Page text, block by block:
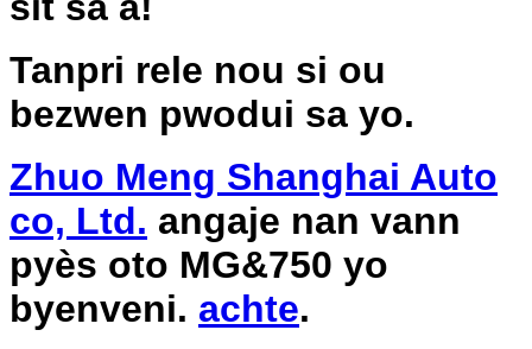
Tanpri rele nou si ou
bezwen pwodui sa yo.
Zhuo Meng Shanghai Auto
co, Ltd. angaje nan vann
pyès oto MG&750 yo
byenveni. achte.